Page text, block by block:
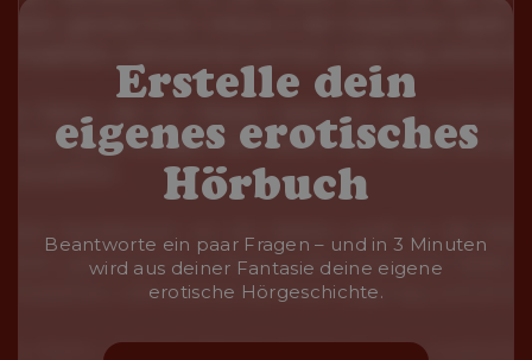
Erstelle dein
eigenes erotisches
Hörbuch
Beantworte ein paar Fragen – und in 3 Minuten
wird aus deiner Fantasie deine eigene
erotische Hörgeschichte.